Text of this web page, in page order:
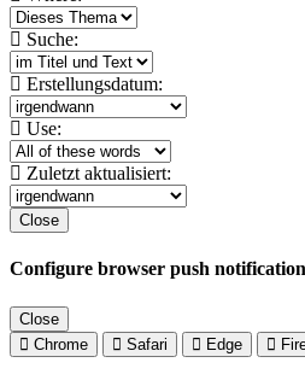
Suche:
Erstellungsdatum:
Use:
Zuletzt aktualisiert:
Close
Configure browser push
Close
Chrome
Safari Edge